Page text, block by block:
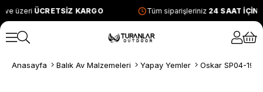
ve üzeriÜCRETSİZ KARGO Tüm siparişleriniz24 SAAT
Anasayfa Balık Av Malzemeleri Yapay Yemler Oskar SP04-